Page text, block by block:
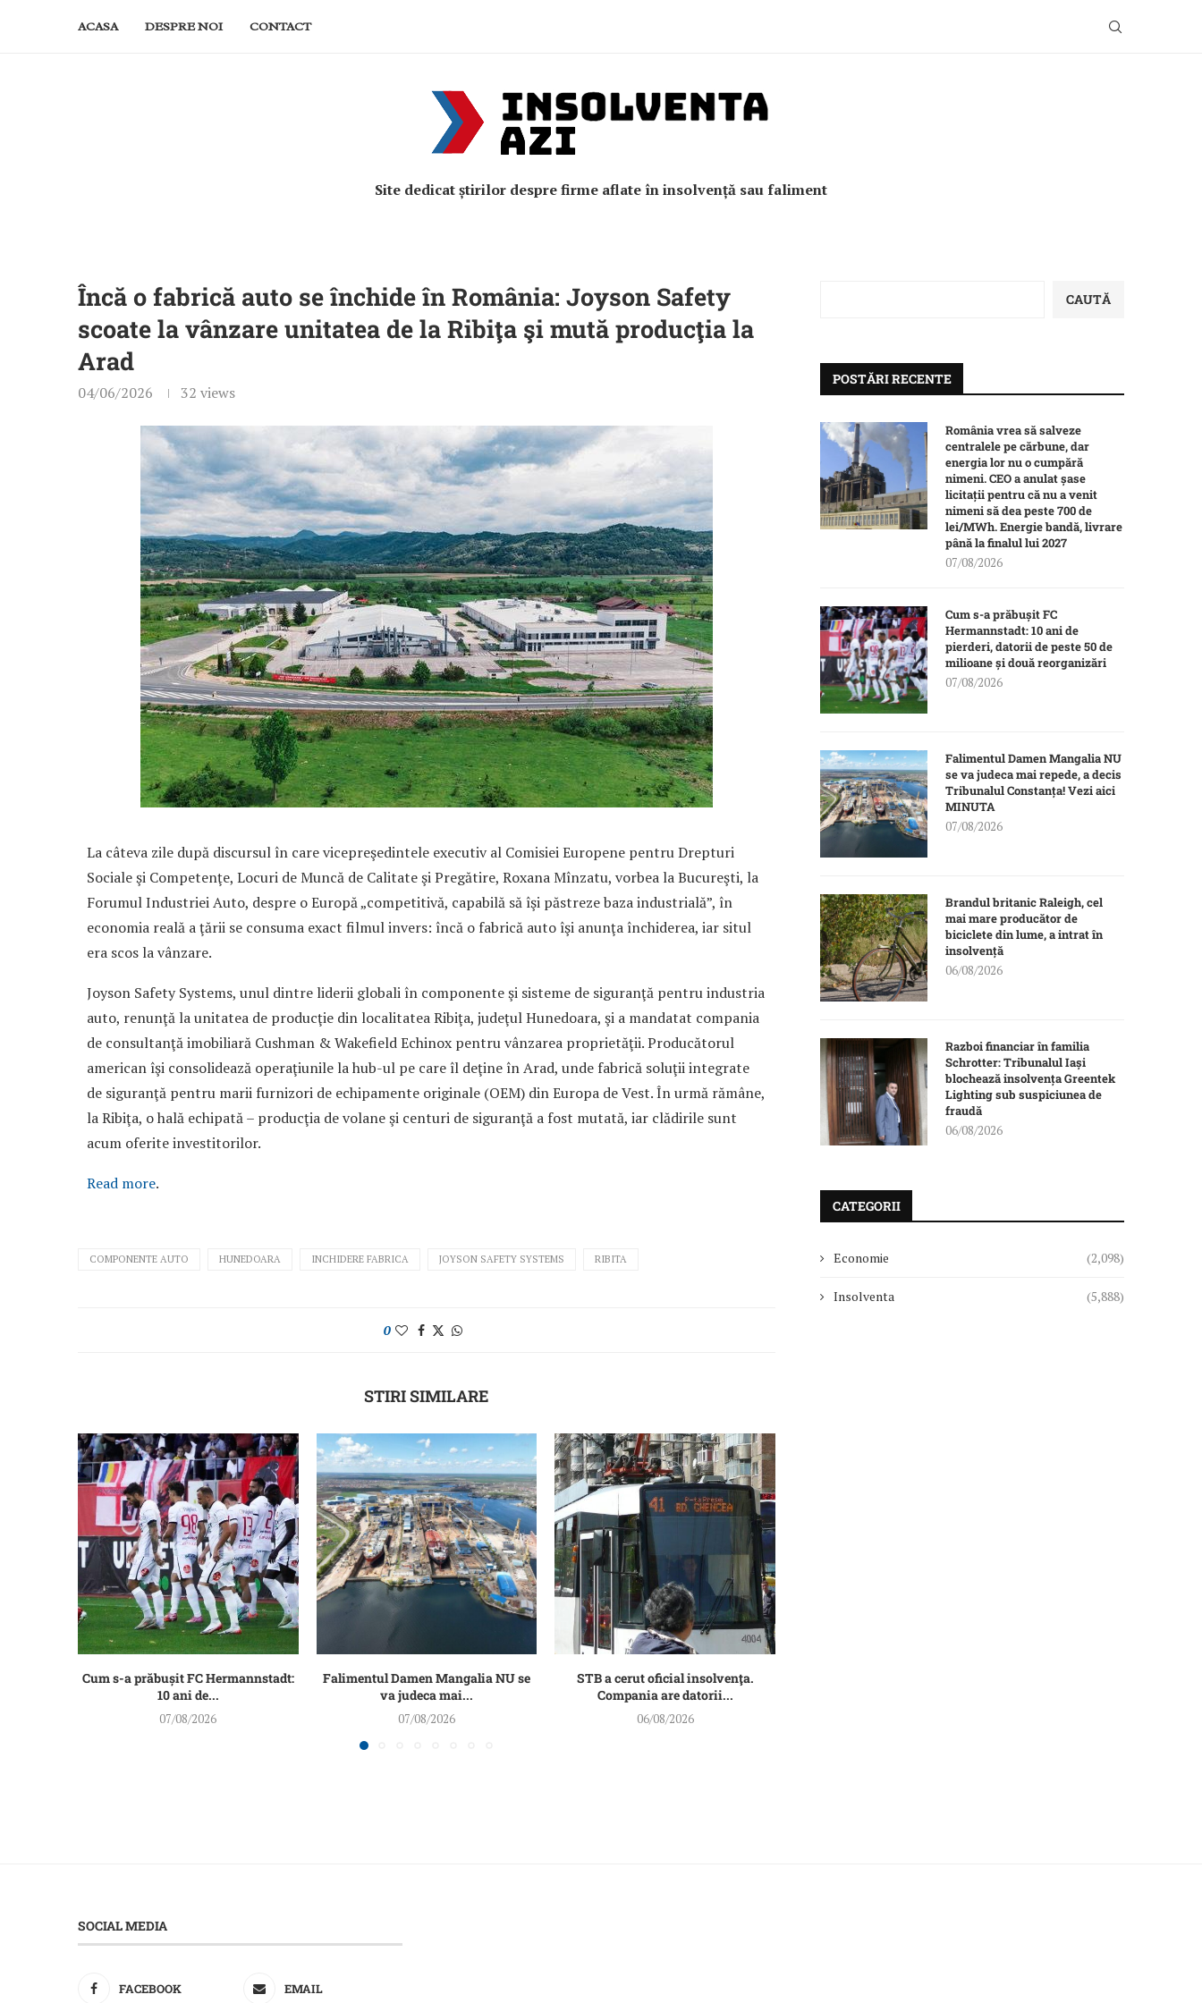
ACASA DESPRE NOI CONTACT
Site dedicat știrilor despre firme aflate în insolvență sau faliment
Încă o fabrică auto se închide în România: Joyson Safety
scoate la vânzare unitatea de la Ribiţa şi mută producţia la
Arad
04/06/2026 32 views
La câteva zile după discursul în care vicepreşedintele executiv al Comisiei Europene pentru Drepturi
Sociale şi Competenţe, Locuri de Muncă de Calitate şi Pregătire, Roxana Mînzatu, vorbea la Bucureşti, la
Forumul Industriei Auto, despre o Europă „competitivă, capabilă să îşi păstreze baza industrială”, în
economia reală a ţării se consuma exact filmul invers: încă o fabrică auto îşi anunţa închiderea, iar situl
era scos la vânzare.
Joyson Safety Systems, unul dintre liderii globali în componente şi sisteme de siguranţă pentru industria
auto, renunţă la unitatea de producţie din localitatea Ribiţa, judeţul Hunedoara, şi a mandatat compania
de consultanţă imobiliară Cushman & Wakefield Echinox pentru vânzarea proprietăţii. Producătorul
american îşi consolidează operaţiunile la hub-ul pe care îl deţine în Arad, unde fabrică soluţii integrate
de siguranţă pentru marii furnizori de echipamente originale (OEM) din Europa de Vest. În urmă rămâne,
la Ribiţa, o hală echipată – producţia de volane şi centuri de siguranţă a fost mutată, iar clădirile sunt
acum oferite investitorilor.
Read more.
COMPONENTE AUTO HUNEDOARA INCHIDERE FABRICA JOYSON SAFETY SYSTEMS RIBITA
0
STIRI SIMILARE
Cum s-a prăbușit FC Hermannstadt:
10 ani de...
07/08/2026
Falimentul Damen Mangalia NU se
va judeca mai...
07/08/2026
STB a cerut oficial insolvenţa.
Compania are datorii...
06/08/2026
CAUTĂ
POSTĂRI RECENTE
România vrea să salveze
centralele pe cărbune, dar
energia lor nu o cumpără
nimeni. CEO a anulat șase
licitații pentru că nu a venit
nimeni să dea peste 700 de
lei/MWh. Energie bandă, livrare
până la finalul lui 2027
07/08/2026
Cum s-a prăbușit FC
Hermannstadt: 10 ani de
pierderi, datorii de peste 50 de
milioane și două reorganizări
07/08/2026
Falimentul Damen Mangalia NU
se va judeca mai repede, a decis
Tribunalul Constanța! Vezi aici
MINUTA
07/08/2026
Brandul britanic Raleigh, cel
mai mare producător de
biciclete din lume, a intrat în
insolvență
06/08/2026
Razboi financiar în familia
Schrotter: Tribunalul Iași
blochează insolvența Greentek
Lighting sub suspiciunea de
fraudă
06/08/2026
CATEGORII
Economie (2,098)
Insolventa (5,888)
SOCIAL MEDIA
FACEBOOK EMAIL